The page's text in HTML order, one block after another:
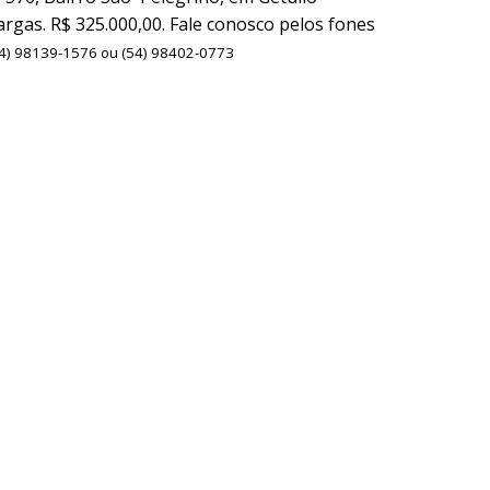
R$ 325.000,00. Fale conosco pelos fones
98139-1576 ou (54) 98402-0773